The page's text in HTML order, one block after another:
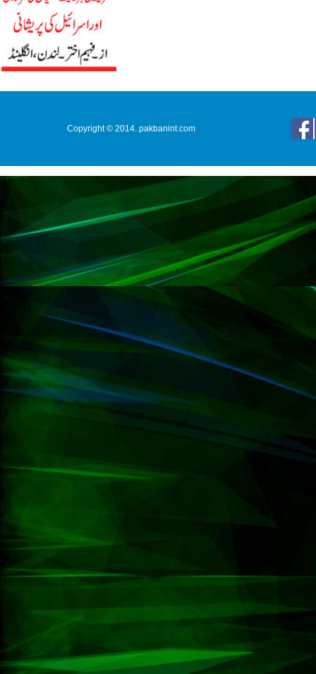
Copyright © 2014. pakbanint.com